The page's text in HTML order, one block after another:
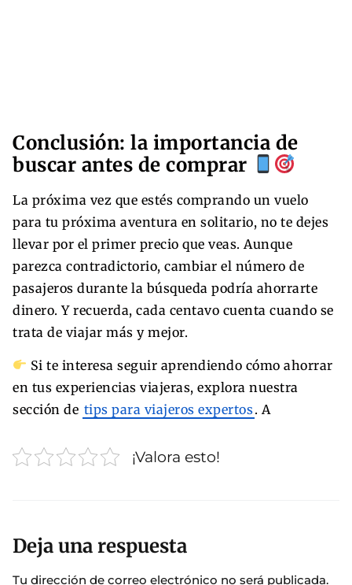
Conclusión: la importancia de
buscar antes de comprar
La próxima vez que estés comprando un vuelo
para tu próxima aventura en solitario, no te dejes
llevar por el primer precio que veas. Aunque
parezca contradictorio, cambiar el número de
pasajeros durante la búsqueda podría ahorrarte
dinero. Y recuerda, cada centavo cuenta cuando se
trata de viajar más y mejor.
Si te interesa seguir aprendiendo cómo ahorrar
en tus experiencias viajeras, explora nuestra
sección de tips para viajeros expertos. A
¡Valora esto!
Deja una respuesta
Tu dirección de correo electrónico no será publicada.